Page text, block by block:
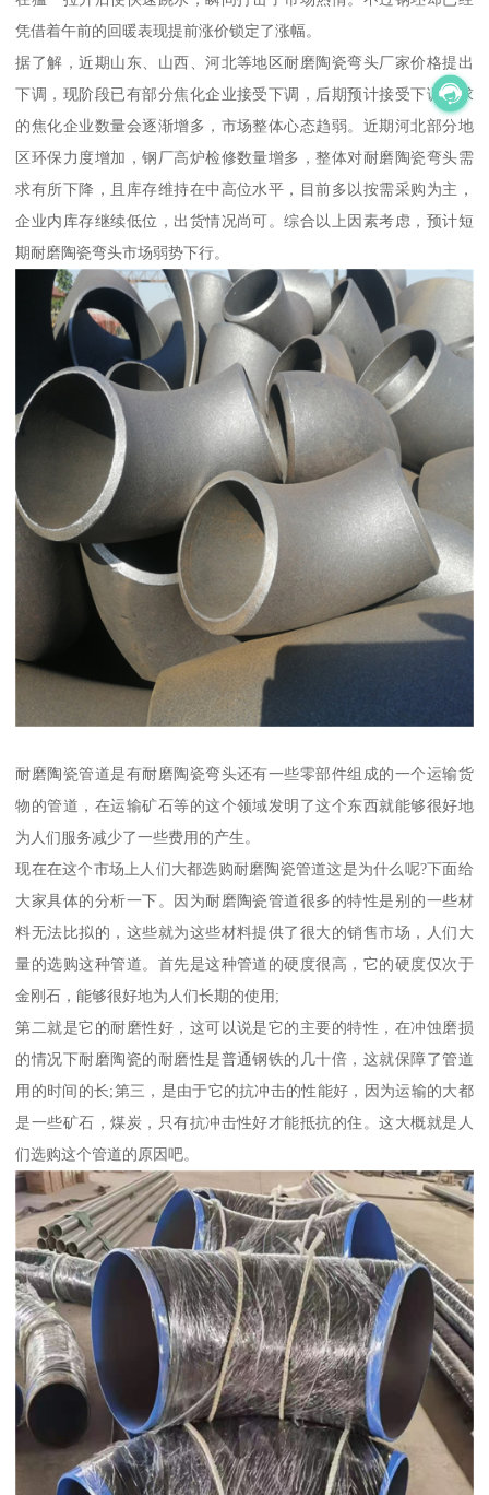
凭借着午前的回暖表现提前涨价锁定了涨幅。
据了解，近期山东、山西、河北等地区耐磨陶瓷弯头厂家价格提出
下调，现阶段已有部分焦化企业接受下调，后期预计接受下调要求
的焦化企业数量会逐渐增多，市场整体心态趋弱。近期河北部分地
区环保力度增加，钢厂高炉检修数量增多，整体对耐磨陶瓷弯头需
求有所下降，且库存维持在中高位水平，目前多以按需采购为主，
企业内库存继续低位，出货情况尚可。综合以上因素考虑，预计短
期耐磨陶瓷弯头市场弱势下行。
耐磨陶瓷管道是有耐磨陶瓷弯头还有一些零部件组成的一个运输货
物的管道，在运输矿石等的这个领域发明了这个东西就能够很好地
为人们服务减少了一些费用的产生。
现在在这个市场上人们大都选购耐磨陶瓷管道这是为什么呢?下面给
大家具体的分析一下。因为耐磨陶瓷管道很多的特性是别的一些材
料无法比拟的，这些就为这些材料提供了很大的销售市场，人们大
量的选购这种管道。首先是这种管道的硬度很高，它的硬度仅次于
金刚石，能够很好地为人们长期的使用;
第二就是它的耐磨性好，这可以说是它的主要的特性，在冲蚀磨损
的情况下耐磨陶瓷的耐磨性是普通钢铁的几十倍，这就保障了管道
用的时间的长;第三，是由于它的抗冲击的性能好，因为运输的大都
是一些矿石，煤炭，只有抗冲击性好才能抵抗的住。这大概就是人
们选购这个管道的原因吧。